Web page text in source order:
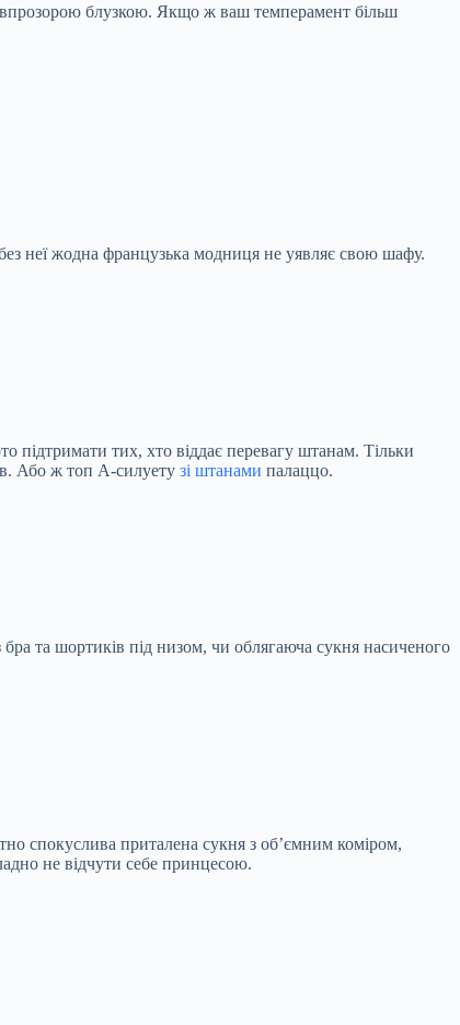
блузкою. Якщо ж ваш темперамент більш
неї жодна французька модниця не уявляє свою шафу.
підтримати тих, хто віддає перевагу штанам. Тільки
Або ж топ A-силуету зі штанами палаццо.
та шортиків під низом, чи облягаюча сукня насиченого
спокуслива приталена сукня з об’ємним коміром,
не відчути себе принцесою.